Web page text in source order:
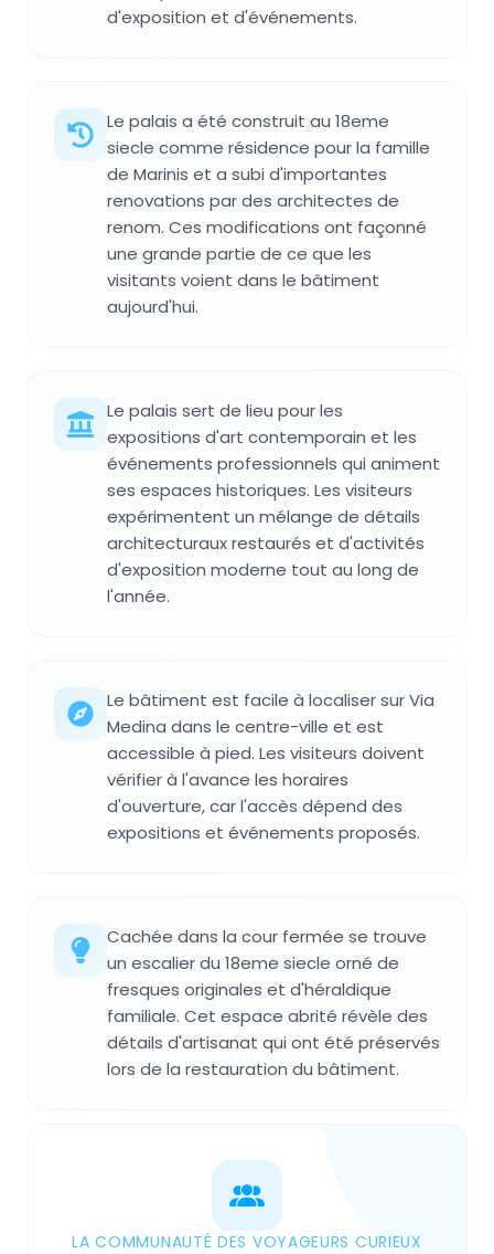
d'exposition et d'événements.
Le palais a été construit au 18eme
siecle comme résidence pour la famille
de Marinis et a subi d'importantes
renovations par des architectes de
renom. Ces modifications ont façonné
une grande partie de ce que les
visitants voient dans le bâtiment
aujourd'hui.
Le palais sert de lieu pour les
expositions d'art contemporain et les
événements professionnels qui animent
ses espaces historiques. Les visiteurs
expérimentent un mélange de détails
architecturaux restaurés et d'activités
d'exposition moderne tout au long de
l'année.
Le bâtiment est facile à localiser sur Via
Medina dans le centre-ville et est
accessible à pied. Les visiteurs doivent
vérifier à l'avance les horaires
d'ouverture, car l'accès dépend des
expositions et événements proposés.
Cachée dans la cour fermée se trouve
un escalier du 18eme siecle orné de
fresques originales et d'héraldique
familiale. Cet espace abrité révèle des
détails d'artisanat qui ont été préservés
lors de la restauration du bâtiment.
LA COMMUNAUTÉ DES VOYAGEURS CURIEUX